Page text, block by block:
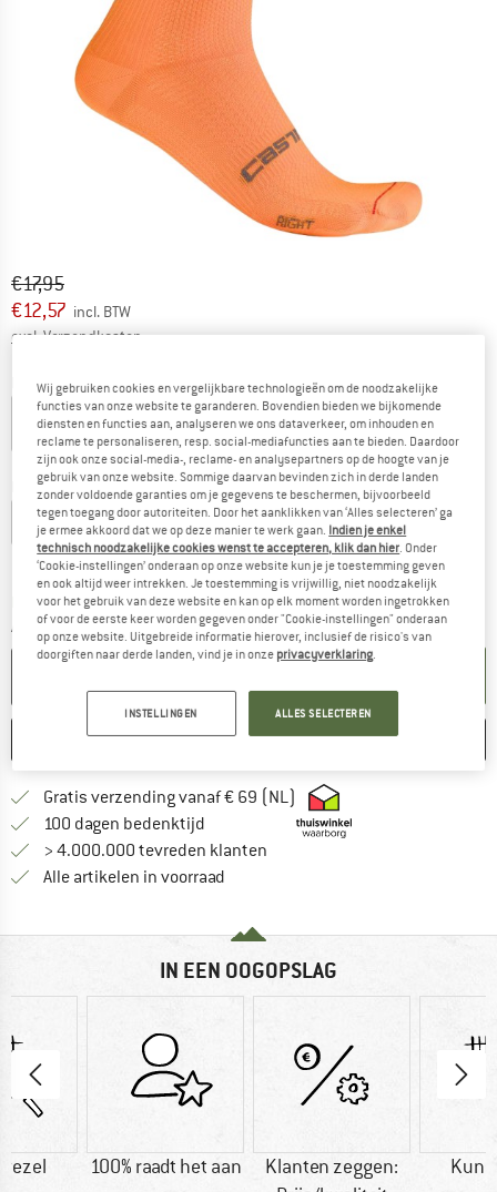
Oorspronkelijke prijs :
€17,95
Prijs:
€12,57 incl. BTW
excl. Verzendkosten
Kleur: Vivid Orange
-20% -30% -30%
Kies een maat:
EU36-39 EU40-43 EU44-47
Maattabel
Levertijd: 3-5 werkdagenDe link wordt geopend in een infovak en bevat
Aantal:
ONTHOUDEN VERGELIJKEN
Gratis verzending vanaf € 69 (NL) Vind hier de
100 dagen bedenktijd Vind de betalingsinformatie hier!
> 4.000.000 tevreden klanten
Alle artikelen in voorraad
IN EEN OOGOPSLAG
100% raadt het aan
Klanten zeggen:
Wij gebruiken cookies en vergelijkbare technologieën om de noodzakelijke
functies van onze website te garanderen. Bovendien bieden we bijkomende
diensten en functies aan, analyseren we ons dataverkeer, om inhouden en
reclame te personaliseren, resp. social-mediafuncties aan te bieden. Daardoor
zijn ook onze social-media-, reclame- en analysepartners op de hoogte van je
gebruik van onze website. Sommige daarvan bevinden zich in derde landen
zonder voldoende garanties om je gegevens te beschermen, bijvoorbeeld
tegen toegang door autoriteiten. Door het aanklikken van ‘Alles selecteren’ ga
je ermee akkoord dat we op deze manier te werk gaan. Indien je enkel
technisch noodzakelijke cookies wenst te accepteren, klik dan hier . Onder
‘Cookie-instellingen’ onderaan op onze website kun je je toestemming geven
en ook altijd weer intrekken. Je toestemming is vrijwillig, niet noodzakelijk
voor het gebruik van deze website en kan op elk moment worden ingetrokken
of voor de eerste keer worden gegeven onder "Cookie-instellingen" onderaan
op onze website. Uitgebreide informatie hierover, inclusief de risico's van
doorgiften naar derde landen, vind je in onze privacyverklaring
INSTELLINGEN ALLES SELECTEREN